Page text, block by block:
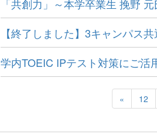
「共創力」～本学卒業生 挽野
【終了しました】3キャンパス
学内TOEIC IPテスト対策にご活
« 12